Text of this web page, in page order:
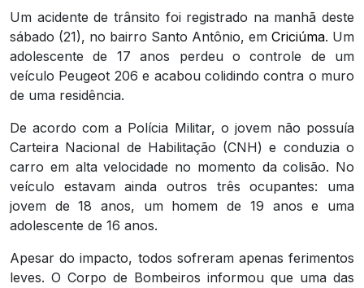
Um acidente de trânsito foi registrado na manhã deste
sábado (21), no bairro Santo Antônio, em Criciúma. Um
adolescente de 17 anos perdeu o controle de um
veículo Peugeot 206 e acabou colidindo contra o muro
de uma residência.
De acordo com a Polícia Militar, o jovem não possuía
Carteira Nacional de Habilitação (CNH) e conduzia o
carro em alta velocidade no momento da colisão. No
veículo estavam ainda outros três ocupantes: uma
jovem de 18 anos, um homem de 19 anos e uma
adolescente de 16 anos.
Apesar do impacto, todos sofreram apenas ferimentos
leves. O Corpo de Bombeiros informou que uma das